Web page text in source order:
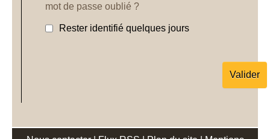
mot de passe oublié ?
Rester identifié quelques jours